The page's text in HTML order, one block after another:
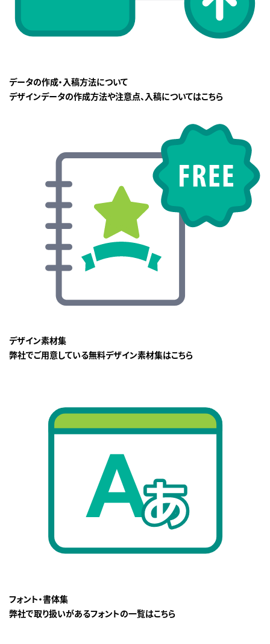
データの作成・入稿方法について
デザインデータの作成方法や注意点、入稿についてはこちら
デザイン素材集
弊社でご用意している無料デザイン素材集はこちら
フォント・書体集
弊社で取り扱いがあるフォントの一覧はこちら